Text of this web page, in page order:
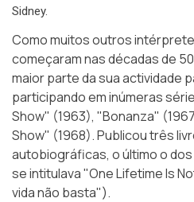
Sidney.
Como muitos outros
começaram nas décadas de
maior parte da sua actividade
participando em inúmeras
Show" (1963), "Bonanza"
Show" (1968). Publicou três
autobiográficas, o último o dos
se intitulava "One Lifetime Is
vida não basta").